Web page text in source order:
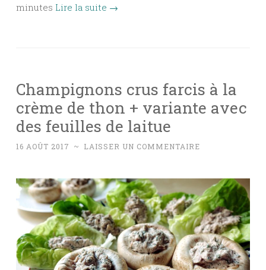
minutes Lire la suite →
Champignons crus farcis à la
crème de thon + variante avec
des feuilles de laitue
16 AOÛT 2017 ~ LAISSER UN COMMENTAIRE